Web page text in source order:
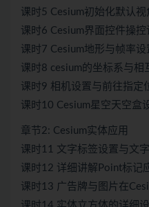
课时5 Cesium初始化默认视
课时6 Cesium界面控件操控
课时7 Cesium地形与帧率设
课时8 cesium的坐标系与相
课时9 相机设置与前往指定
课时10 Cesium星空天空盒
章节2: Cesium实体应用
课时11 文字标签设置与文
课时12 详细讲解Point标记
课时13 广告牌与图片在